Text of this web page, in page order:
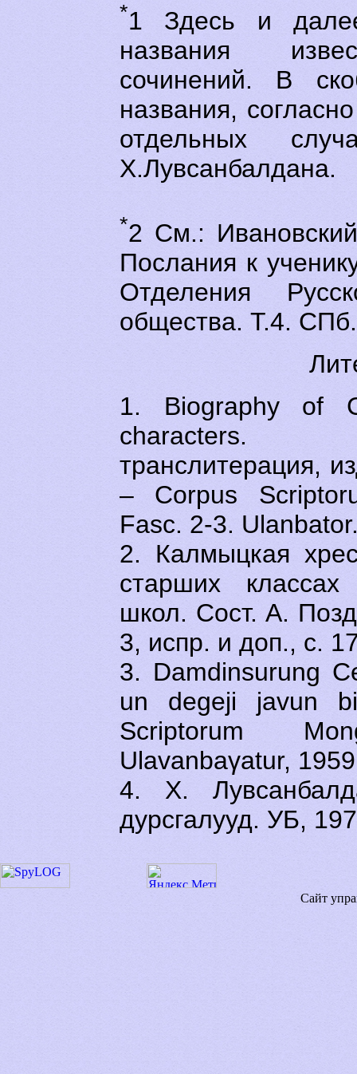
*1 Здесь и
названия
сочинений. В
названия,
отдельных
Х.Лувсанбалдана.
*2 См.:
Послания к
Отделения
общества. Т.4.
1. Biography of
characters.
транслитерация,
– Corpus
Fasc. 2-3.
2. Калмыцкая
старших
школ. Сост. А.
3, испр. и доп., с.
3. Damdinsurung
un degeji javun
Scriptorum
Ulavanbaγatur,
4. Х.
дурсгалууд. УБ,
Сайт